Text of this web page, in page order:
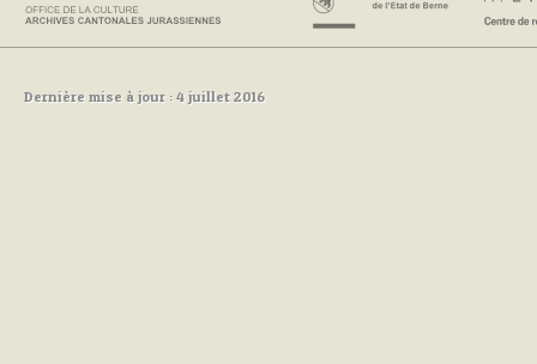
Dernière mise à jour : 4 juillet 2016